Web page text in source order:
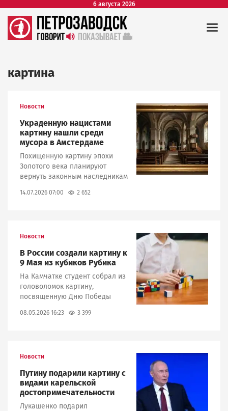
6 августа 2026
картина
Новости
Украденную нацистами
картину нашли среди
мусора в Амстердаме
Похищенную картину эпохи
Золотого века планируют
вернуть законным наследникам
14.07.2026 07:00 2 652
Image
Новости
В России создали картину к
9 Мая из кубиков Рубика
На Камчатке студент собрал из
головоломок картину,
посвященную Дню Победы
08.05.2026 16:23 3 399
Image
Новости
Путину подарили картину с
видами карельской
достопримечательности
Лукашенко подарил
Image